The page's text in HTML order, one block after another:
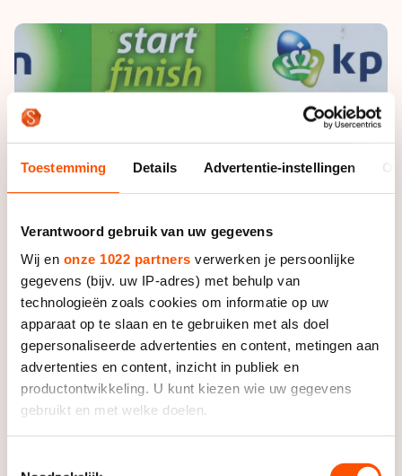
Toestemming Details Advertentie-instellingen
Verantwoord gebruik van uw gegevens
Wij en onze 1022 partners verwerken je persoonlijke
gegevens (bijv. uw IP-adres) met behulp van
technologieën zoals cookies om informatie op uw
apparaat op te slaan en te gebruiken met als doel
gepersonaliseerde advertenties en content, metingen aan
advertenties en content, inzicht in publiek en
productontwikkeling. U kunt kiezen wie uw gegevens
gebruikt en met welke doelen.
Kunstschaatsen
Schoonrijden
Shorttrack
Marathon
Kunstschaatsen
Tijden & historie
Ranglijsten Langebaan
Persoonlijke records & tijden
Historie & statistiek
De weg op
Inschrijven wedstrijden
Schaatsfans
Alles voor jou als schaatsfan
Tickets
Livestreams
Word schaatsfan!
Winacties
Olympische Spelen
Olympische Spelen
Medaille overzicht
Medaillespiegel
Olympische uitslagen
Van Jong tot Goud verhalen
Foto: Neeke Smit
De organisatie van de marathon in Biddinghuizen